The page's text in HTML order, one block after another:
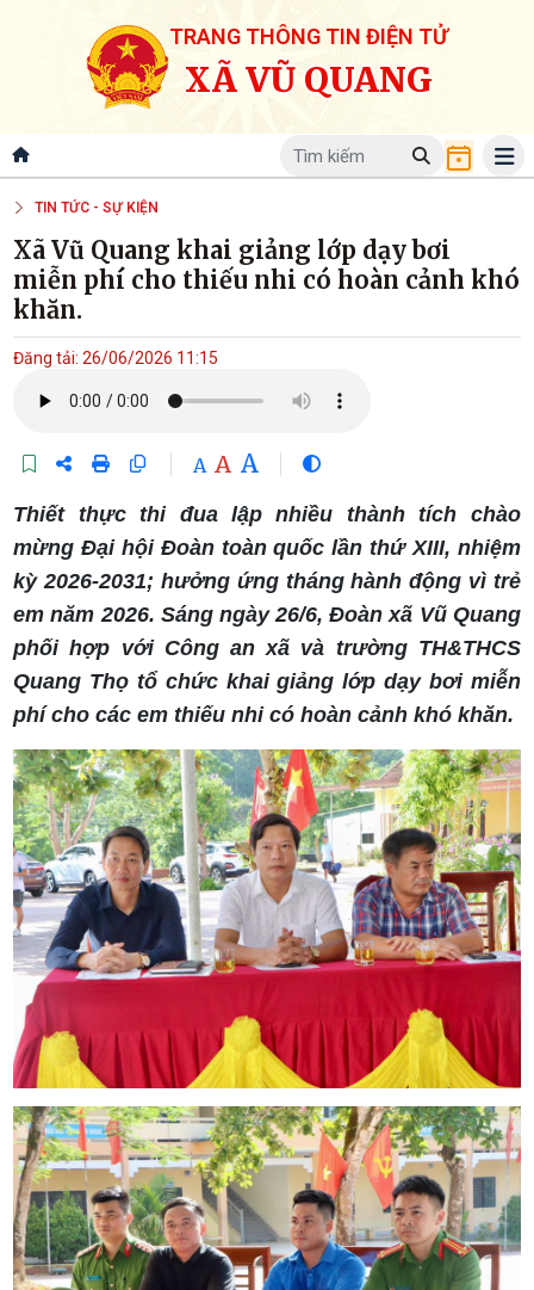
TRANG THÔNG TIN ĐIỆN TỬ
XÃ VŨ QUANG
TIN TỨC - SỰ KIỆN
Xã Vũ Quang khai giảng lớp dạy bơi
miễn phí cho thiếu nhi có hoàn cảnh khó
khăn.
Đăng tải: 26/06/2026 11:15
A A A
Thiết thực thi đua lập nhiều thành tích chào
mừng Đại hội Đoàn toàn quốc lần thứ XIII, nhiệm
kỳ 2026-2031; hưởng ứng tháng hành động vì trẻ
em năm 2026. Sáng ngày 26/6, Đoàn xã Vũ Quang
phối hợp với Công an xã và trường TH&THCS
Quang Thọ tổ chức khai giảng lớp dạy bơi miễn
phí cho các em thiếu nhi có hoàn cảnh khó khăn.